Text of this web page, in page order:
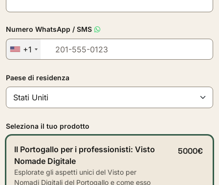
Numero WhatsApp / SMS
+1
Paese di residenza
Seleziona il tuo prodotto
Il Portogallo per i professionisti: Visto
Nomade Digitale
5000€
Esplorate gli aspetti unici del Visto per
Nomadi Digitali del Portogallo e come esso